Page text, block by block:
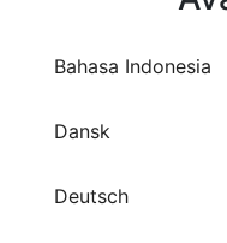
Bahasa Indonesia
Dansk
Deutsch